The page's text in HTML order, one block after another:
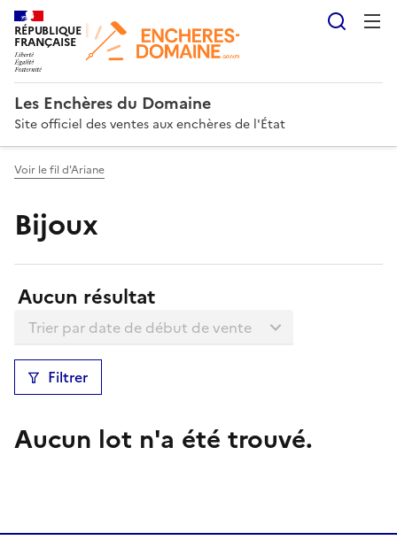
RÉPUBLIQUE
FRANÇAISE
Les Enchères du Domaine
Site officiel des ventes aux enchères de l'État
Voir le fil d'Ariane
Bijoux
Résultats:
Aucun résultat
Trier la liste
Filtrer
Aucun lot n'a été trouvé.